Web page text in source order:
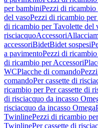
per bambiniPezzi di
del vasoPezzi di ricambio
di ricambio per Tavolette del
risciacquoAccessori
accessoriBidetBidet sospesi
a pavimentoPezzi di
di ricambio per Accessori
WCPlacche di comando
comandoPer cassette di
ricambio per Per cassette di
di risciacquo da incasso
risciacquo da incasso Omega
TwinlinePezzi di ricambio
TwinlinePer cassette di